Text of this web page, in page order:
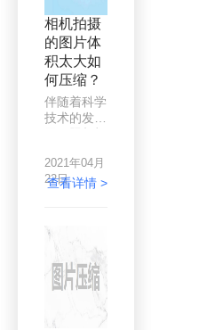
时，该网站
会限制照片
的大小，超
出该限制的
大小无法上
传。那么我
们应该如何
压缩图片
起来看看压
缩图片的方
法吧。
相机拍摄
的图片体
积太大如
何压缩？
伴随着科学
技术的发
代，越来越
多的人喜欢
的美好，但
像素越高，
拍摄的照片
就越大，单
反拍摄的照
片一般都是
5-10MB左
2021年04月
22日
查看详情 >